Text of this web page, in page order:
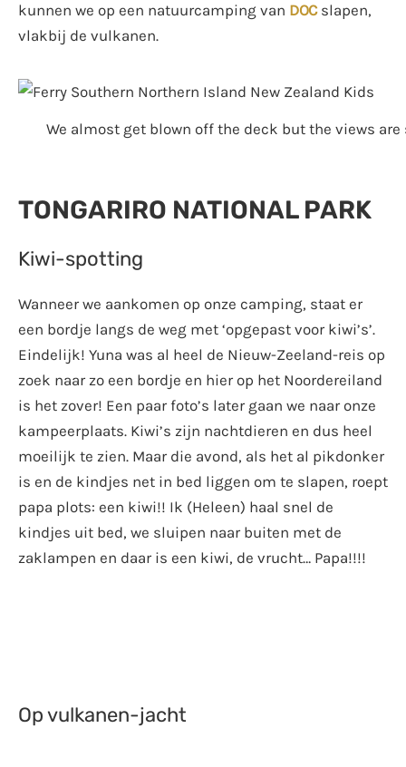
kunnen we op een natuurcamping van DOC slapen,
vlakbij de vulkanen.
We almost get blown off the deck but the views
TONGARIRO NATIONAL PARK
Kiwi-spotting
Wanneer we aankomen op onze camping, staat er
een bordje langs de weg met ‘opgepast voor kiwi’s’.
Eindelijk! Yuna was al heel de Nieuw-Zeeland-reis op
zoek naar zo een bordje en hier op het Noordereiland
is het zover! Een paar foto’s later gaan we naar onze
kampeerplaats. Kiwi’s zijn nachtdieren en dus heel
moeilijk te zien. Maar die avond, als het al pikdonker
is en de kindjes net in bed liggen om te slapen, roept
papa plots: een kiwi!! Ik (Heleen) haal snel de
kindjes uit bed, we sluipen naar buiten met de
zaklampen en daar is een kiwi, de vrucht… Papa!!!!
Op vulkanen-jacht